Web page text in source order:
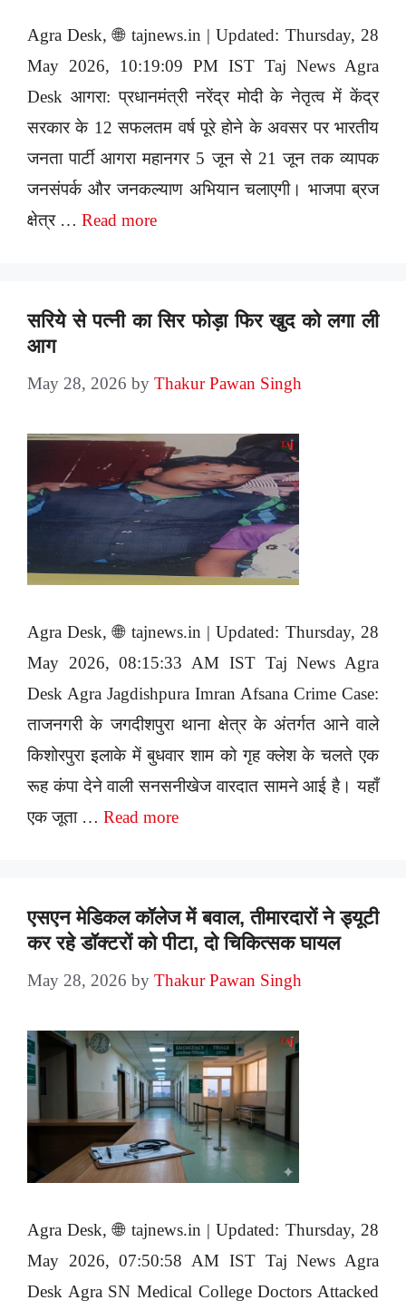
Agra Desk, 🌐 tajnews.in | Updated: Thursday, 28
May 2026, 10:19:09 PM IST Taj News Agra
Desk आगरा: प्रधानमंत्री नरेंद्र मोदी के नेतृत्व में केंद्र
सरकार के 12 सफलतम वर्ष पूरे होने के अवसर पर भारतीय
जनता पार्टी आगरा महानगर 5 जून से 21 जून तक व्यापक
जनसंपर्क और जनकल्याण अभियान चलाएगी। भाजपा ब्रज
क्षेत्र … Read more
सरिये से पत्नी का सिर फोड़ा फिर खुद को लगा ली
आग
May 28, 2026 by Thakur Pawan Singh
Agra Desk, 🌐 tajnews.in | Updated: Thursday, 28
May 2026, 08:15:33 AM IST Taj News Agra
Desk Agra Jagdishpura Imran Afsana Crime Case:
ताजनगरी के जगदीशपुरा थाना क्षेत्र के अंतर्गत आने वाले
किशोरपुरा इलाके में बुधवार शाम को गृह क्लेश के चलते एक
रूह कंपा देने वाली सनसनीखेज वारदात सामने आई है। यहाँ
एक जूता … Read more
एसएन मेडिकल कॉलेज में बवाल, तीमारदारों ने ड्यूटी
कर रहे डॉक्टरों को पीटा, दो चिकित्सक घायल
May 28, 2026 by Thakur Pawan Singh
Agra Desk, 🌐 tajnews.in | Updated: Thursday, 28
May 2026, 07:50:58 AM IST Taj News Agra
Desk Agra SN Medical College Doctors Attacked